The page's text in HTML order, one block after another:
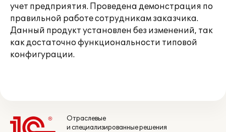
учет предприятия. Проведена демонстрация по
правильной работе сотрудникам заказчика.
Данный продукт установлен без изменений, так
как достаточно функциональности типовой
конфигурации.
Отраслевые
и специализированные решения